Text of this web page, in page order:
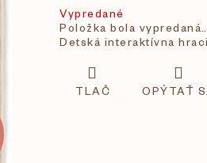
Vypredané
Položka bola vypredaná…
Detská interaktívna
TLAČ OPÝTAŤ